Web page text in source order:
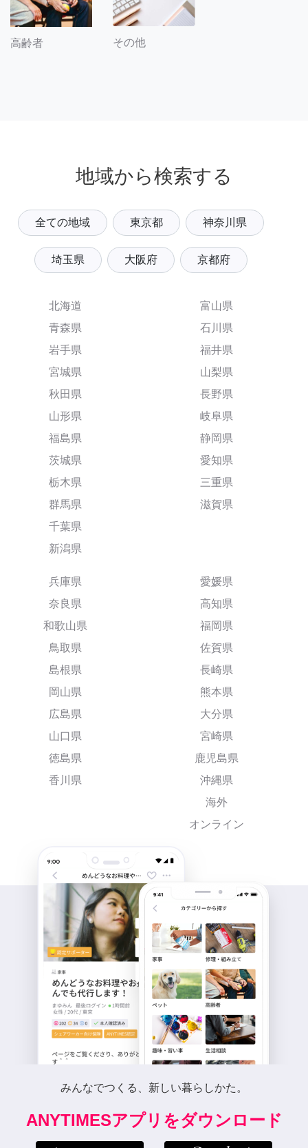
高齢者 その他
地域から検索する
全ての地域 東京都 神奈川県
埼玉県 大阪府 京都府
北海道
青森県
岩手県
宮城県
秋田県
山形県
福島県
茨城県
栃木県
群馬県
千葉県
新潟県
富山県
石川県
福井県
山梨県
長野県
岐阜県
静岡県
愛知県
三重県
滋賀県
兵庫県
奈良県
和歌山県
鳥取県
島根県
岡山県
広島県
山口県
徳島県
香川県
愛媛県
高知県
福岡県
佐賀県
長崎県
熊本県
大分県
宮崎県
鹿児島県
沖縄県
海外
オンライン
みんなでつくる、新しい暮らしかた。
ANYTIMESアプリをダウンロード